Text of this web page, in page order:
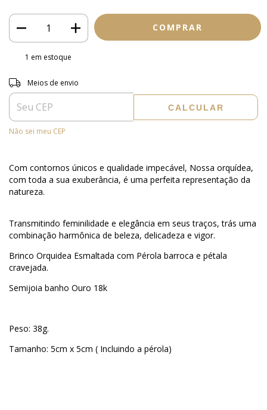
1 em estoque
Entregas para o CEP:
Meios de envio
CALCULAR
Não sei meu CEP
Com contornos únicos e qualidade impecável, Nossa orquídea,
com toda a sua exuberância, é uma perfeita representação da
natureza.
Transmitindo feminilidade e elegância em seus traços, trás uma
combinação harmônica de beleza, delicadeza e vigor.⠀
Brinco Orquidea Esmaltada com Pérola barroca e pétala
cravejada.
Semijoia banho Ouro 18k
Peso: 38g.
Tamanho: 5cm x 5cm ( Incluindo a pérola)